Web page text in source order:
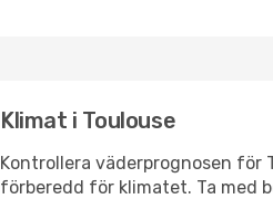
Klimat i Toulouse
Kontrollera väderprognosen för
förberedd för klimatet. Ta med